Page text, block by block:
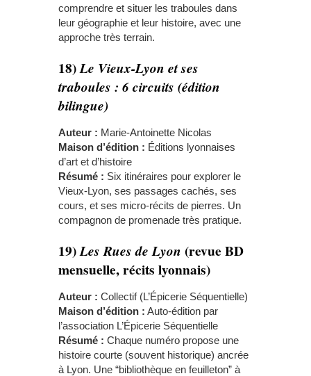
comprendre et situer les traboules dans
leur géographie et leur histoire, avec une
approche très terrain.
18)Le Vieux-Lyon et ses
traboules : 6 circuits (édition
bilingue)
Auteur : Marie-Antoinette Nicolas
Maison d’édition : Éditions lyonnaises
d’art et d’histoire
Résumé : Six itinéraires pour explorer le
Vieux-Lyon, ses passages cachés, ses
cours, et ses micro-récits de pierres. Un
compagnon de promenade très pratique.
19)Les Rues de Lyon (revue BD
mensuelle, récits lyonnais)
Auteur : Collectif (L’Épicerie Séquentielle)
Maison d’édition : Auto-édition par
l’association L’Épicerie Séquentielle
Résumé : Chaque numéro propose une
histoire courte (souvent historique) ancrée
à Lyon. Une “bibliothèque en feuilleton” à